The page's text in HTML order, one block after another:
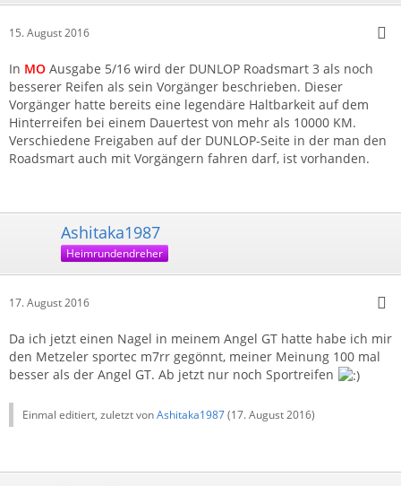
15. August 2016
In MO Ausgabe 5/16 wird der DUNLOP Roadsmart 3 als noch
besserer Reifen als sein Vorgänger beschrieben. Dieser
Vorgänger hatte bereits eine legendäre Haltbarkeit auf dem
Hinterreifen bei einem Dauertest von mehr als 10000 KM.
Verschiedene Freigaben auf der DUNLOP-Seite in der man den
Roadsmart auch mit Vorgängern fahren darf, ist vorhanden.
Ashitaka1987
Heimrundendreher
17. August 2016
Da ich jetzt einen Nagel in meinem Angel GT hatte habe ich mir
den Metzeler sportec m7rr gegönnt, meiner Meinung 100 mal
besser als der Angel GT. Ab jetzt nur noch Sportreifen
Einmal editiert, zuletzt vonAshitaka1987(17. August 2016)